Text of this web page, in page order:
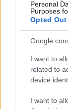
Personal
Purposes
Opted Out
Google
I want to
related to
device
I want to